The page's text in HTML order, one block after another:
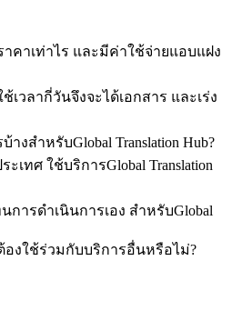
ราคาเท่าไร และมีค่าใช้จ่ายแอบแฝง
ช้เวลากี่วันจึงจะได้เอกสาร และเร่ง
างสำหรับGlobal Translation Hub?
เทศ ใช้บริการGlobal Translation
การดำเนินการเอง สำหรับGlobal
ต้องใช้ร่วมกับบริการอื่นหรือไม่?